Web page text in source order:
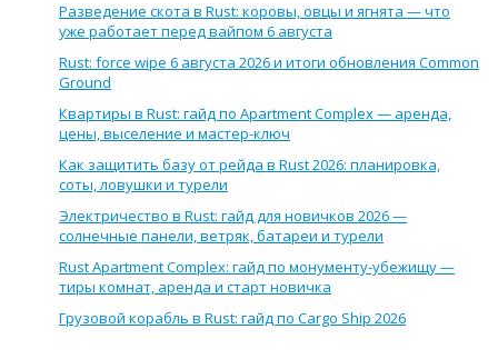
Разведение скота в Rust: коровы, овцы и ягнята — что
уже работает перед вайпом 6 августа
Rust: force wipe 6 августа 2026 и итоги обновления Common
Ground
Квартиры в Rust: гайд по Apartment Complex — аренда,
цены, выселение и мастер-ключ
Как защитить базу от рейда в Rust 2026: планировка,
соты, ловушки и турели
Электричество в Rust: гайд для новичков 2026 —
солнечные панели, ветряк, батареи и турели
Rust Apartment Complex: гайд по монументу-убежищу —
тиры комнат, аренда и старт новичка
Грузовой корабль в Rust: гайд по Cargo Ship 2026